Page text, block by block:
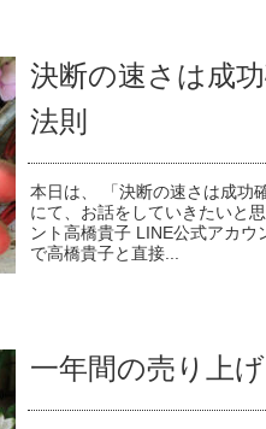
決断の速さは成
法則
本日は、 「決断の速さは成功
にて、お話をしていきたいと
ント高橋貴子 LINE公式アカ
で高橋貴子と直接...
一年間の売り上